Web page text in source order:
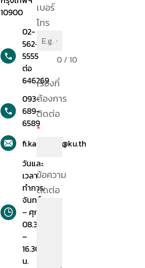
10900
02-
562-
5555
ต่อ
646269
093-
689-
6589
fi.kasetsart@ku.th
วันและ
เวลา
ทำการ:
จันทร์
– ศุกร์
08.30
–
16.30
น.
เบอร์
โทร
0 / 10
เรื่องที่
ต้องการ
ติดต่อ
*
ข้อความ
ติดต่อ